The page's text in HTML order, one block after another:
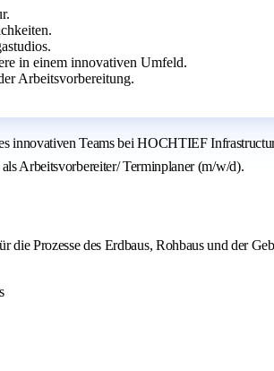
in einem innovativen Umfeld.
Arbeitsvorbereitung.
innovativen Teams bei HOCHTIEF
Arbeitsvorbereiter/ Terminplaner (m/w/d).
Prozesse des Erdbaus, Rohbaus und der